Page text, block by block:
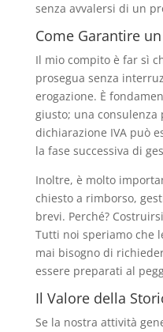
senza avvalersi di un
Come Garantire
Il mio compito è far sì
prosegua senza
erogazione. È
giusto; una consulenza
dichiarazione IVA può
la fase successiva di
Inoltre, è molto
chiesto a rimborso,
brevi. Perché?
Tutti noi speriamo che
mai bisogno di
essere preparati al
Il Valore della
Se la nostra attività